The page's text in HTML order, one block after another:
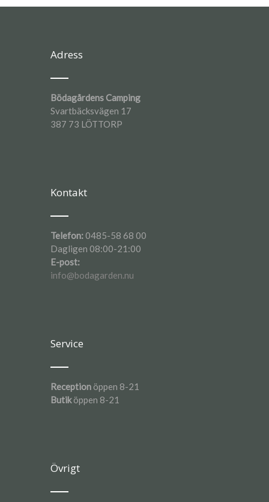
Adress
Bödagårdens Camping
Svartbäcksvägen 17
387 73 LÖTTORP
Kontakt
Telefon:0485-58 68 00
Dagligen 08:00-21:00
E-post:
info@bodagarden.nu
Service
Reception öppen 8-21
Butiköppen 8-21
Övrigt